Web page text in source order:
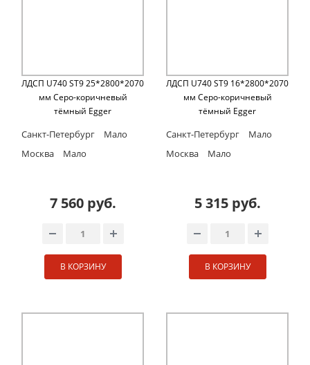
ЛДСП U740 ST9 25*2800*2070
мм Cеро-коричневый
тёмный Egger
Санкт-Петербург
Мало
Москва
Мало
7 560 руб.
В КОРЗИНУ
ЛДСП U740 ST9 16*2800*2070
мм Cеро-коричневый
тёмный Egger
Санкт-Петербург
Мало
Москва
Мало
5 315 руб.
В КОРЗИНУ